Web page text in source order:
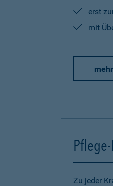
erst
mit
Zu jeder